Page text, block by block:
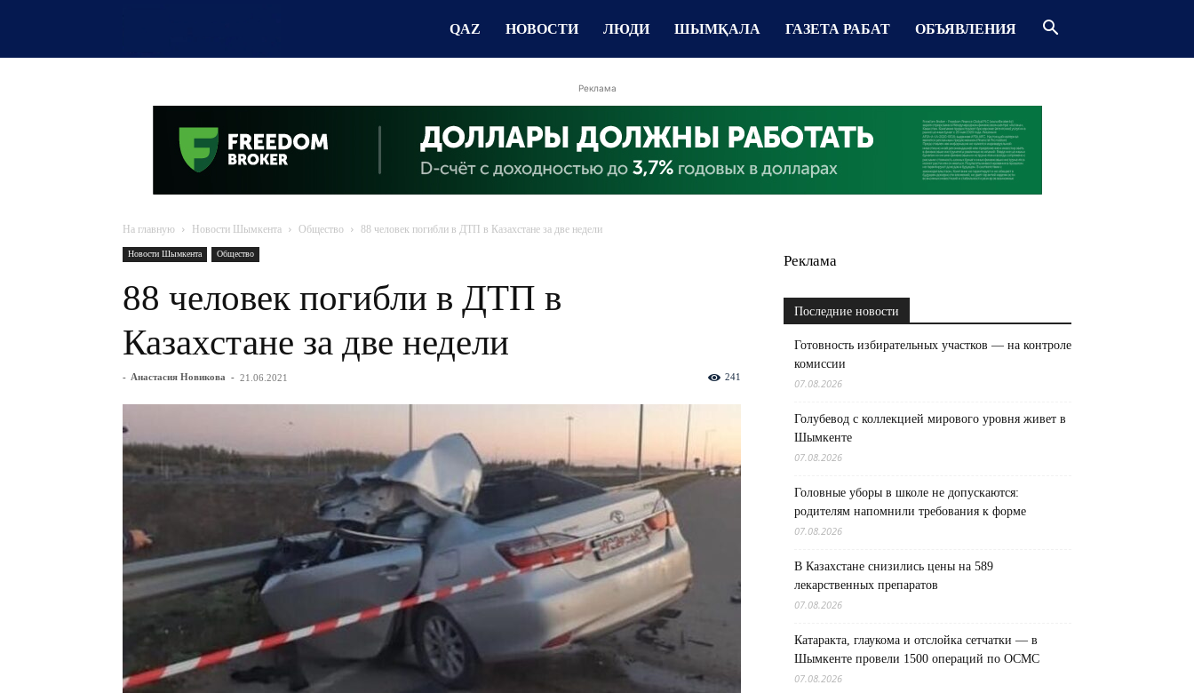
QAZ НОВОСТИ ЛЮДИ ШЫМҚАЛА ГАЗЕТА РАБАТ ОБЪЯВЛЕНИЯ
Реклама
На главную Новости Шымкента Общество 88 человек погибли в ДТП в Казахстане за две недели
Новости Шымкента Общество
88 человек погибли в ДТП в
Казахстане за две недели
- Анастасия Новикова - 21.06.2021 241
Реклама
Последние новости
Готовность избирательных участков — на контроле
комиссии
07.08.2026
Голубевод с коллекцией мирового уровня живет в
Шымкенте
07.08.2026
Головные уборы в школе не допускаются:
родителям напомнили требования к форме
07.08.2026
В Казахстане снизились цены на 589
лекарственных препаратов
07.08.2026
Катаракта, глаукома и отслойка сетчатки — в
Шымкенте провели 1500 операций по ОСМС
07.08.2026